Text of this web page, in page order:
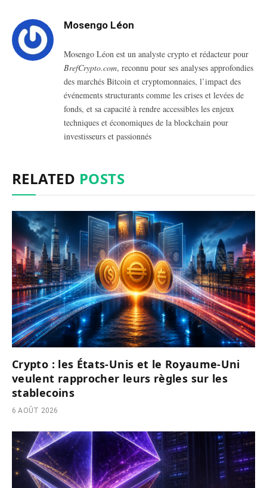
Mosengo Léon
Mosengo Léon est un analyste crypto et rédacteur pour
BrefCrypto.com, reconnu pour ses analyses approfondies
des marchés Bitcoin et cryptomonnaies, l’impact des
événements structurants comme les crises et levées de
fonds, et sa capacité à rendre accessibles les enjeux
techniques et économiques de la blockchain pour
investisseurs et passionnés
RELATED POSTS
Crypto : les États-Unis et le Royaume-Uni
veulent rapprocher leurs règles sur les
stablecoins
6 AOÛT 2026